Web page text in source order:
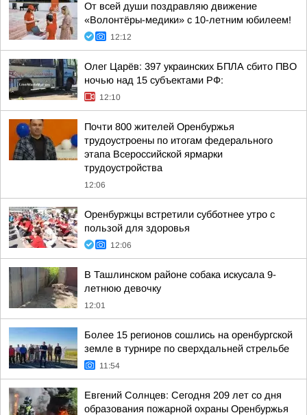
От всей души поздравляю движение
«Волонтёры-медики» с 10-летним юбилеем!
12:12
Олег Царёв: 397 украинских БПЛА сбито ПВО
ночью над 15 субъектами РФ:
12:10
Почти 800 жителей Оренбуржья
трудоустроены по итогам федерального
этапа Всероссийской ярмарки
трудоустройства
12:06
Оренбуржцы встретили субботнее утро с
пользой для здоровья
12:06
В Ташлинском районе собака искусала 9-
летнюю девочку
12:01
Более 15 регионов сошлись на оренбургской
земле в турнире по сверхдальней стрельбе
11:54
Евгений Солнцев: Сегодня 209 лет со дня
образования пожарной охраны Оренбуржья